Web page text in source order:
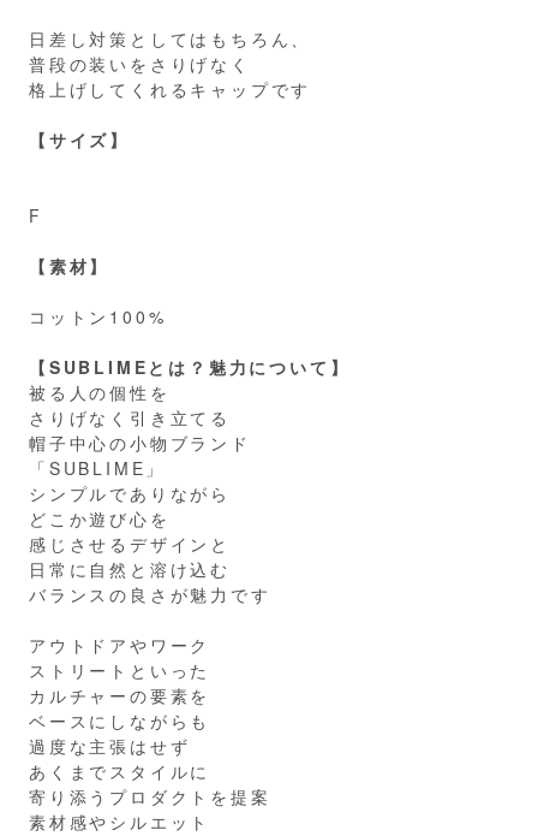
日差し対策としてはもちろん、
普段の装いをさりげなく
格上げしてくれるキャップです
【サイズ】
F
【素材】
コットン100%
【SUBLIMEとは？魅力について】
被る人の個性を
さりげなく引き立てる
帽子中心の小物ブランド
「SUBLIME」
シンプルでありながら
どこか遊び心を
感じさせるデザインと
日常に自然と溶け込む
バランスの良さが魅力です
アウトドアやワーク
ストリートといった
カルチャーの要素を
ベースにしながらも
過度な主張はせず
あくまでスタイルに
寄り添うプロダクトを提案
素材感やシルエット